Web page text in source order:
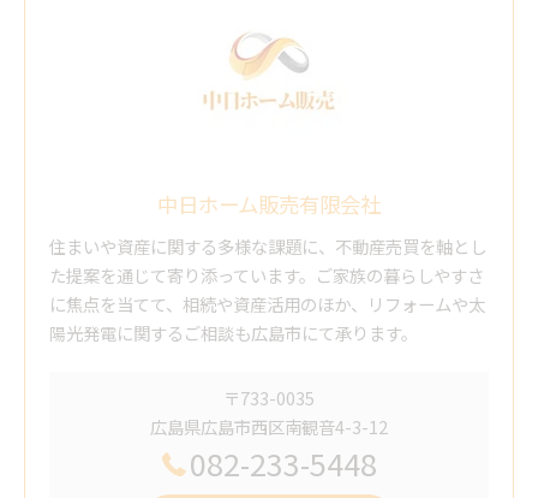
中日ホーム販売有限会社
住まいや資産に関する多様な課題に、不動産売買を軸とし
た提案を通じて寄り添っています。ご家族の暮らしやすさ
に焦点を当てて、相続や資産活用のほか、リフォームや太
陽光発電に関するご相談も広島市にて承ります。
〒733-0035
広島県広島市西区南観音4-3-12
082-233-5448